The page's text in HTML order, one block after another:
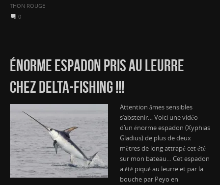
THON ROUGE
0
ÉNORME ESPADON PRIS AU LEURRE
CHEZ DELTA-FISHING !!!
Attention âmes sensibles
s’abstenir… Voici une vidéo
d’un énorme espadon (Xyphias
Gladius) de plus de deux
mètres de long attrapé cet été
sur mon bateau… Cet espadon
a été piqué au leurre et par la
bouche par Peyo en